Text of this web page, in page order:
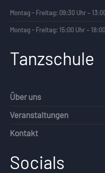
Montag - Freitag: 09:30 Uhr –
Montag - Freitag: 15:00 Uhr –
Tanzschule
Über uns
Veranstaltungen
Kontakt
Socials